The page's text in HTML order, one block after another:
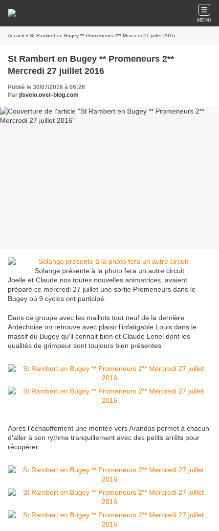
MENU
Accueil » St Rambert en Bugey ** Promeneurs 2** Mercredi 27 juillet 2016
St Rambert en Bugey ** Promeneurs 2**
Mercredi 27 juillet 2016
Publié le 30/07/2016 à 06:26
Par jlsvelo.over-blog.com
Solange présente à la photo fera un autre circuit
Joelle et Claude,nos toutes nouvelles animatrices, avaient
préparé ce mercredi 27 juillet une sortie Promeneurs dans le
Bugey où 9 cyclos ont participé.
Dans ce groupe avec les maillots tout neuf de la dernière
Ardéchoise on retrouve avec plaisir l'infatigable Louis dans le
massif du Bugey qu'il connait bien et Claude Lenel dont les
qualités de grimpeur sont toujours bien présentes
Après l'échauffement une montée vers Arandas permet à chacun
d'aller à son rythme tranquillement avec des petits arrêts pour
récupérer